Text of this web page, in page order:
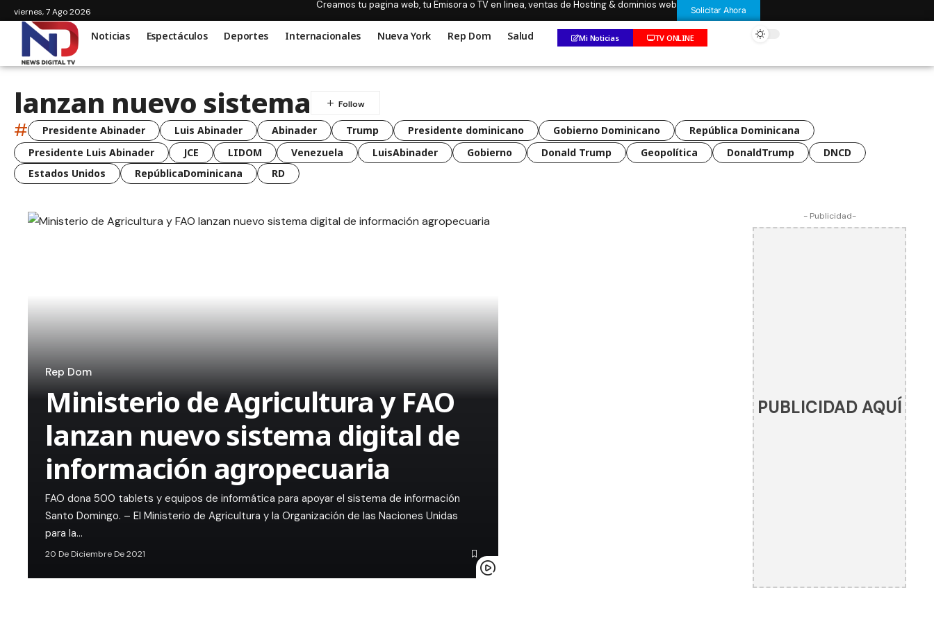
viernes, 7 Ago 2026
Creamos tu pagina web, tu Emisora o TV en linea, ventas de Hosting & dominios web Solicitar Ahora
Noticias Espectáculos Deportes Internacionales Nueva York Rep Dom Salud Mi Noticias TV ONLINE
lanzan nuevo sistema
# Presidente Abinader Luis Abinader Abinader Trump Presidente dominicano Gobierno Dominicano
República Dominicana
Presidente Luis Abinader
JCE LIDOM Venezuela LuisAbinader Gobierno Donald Trump Geopolítica DonaldTrump
DNCD
Estados Unidos
RepúblicaDominicana RD
Rep Dom
Ministerio de Agricultura y FAO
lanzan nuevo sistema digital de
información agropecuaria
FAO dona 500 tablets y equipos de informática para apoyar el sistema de información
Santo Domingo. – El Ministerio de Agricultura y la Organización de las Naciones Unidas
para la…
20 De Diciembre De 2021
- Publicidad-
PUBLICIDAD AQUÍ